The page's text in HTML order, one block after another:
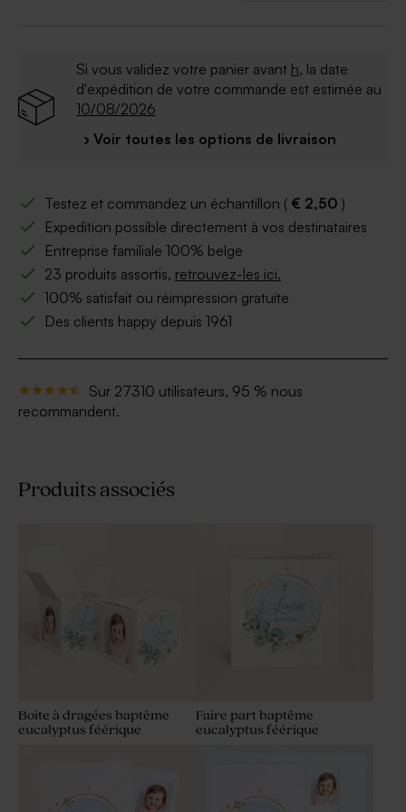
MERCI à votre entourage pour tous les jolis cadeaux
reçus pour bébé.
Si vous validez votre panier avant h, la date
d'expédition de votre commande est estimée au
10/08/2026
› Voir toutes les options de livraison
Testez et commandez un échantillon ( € 2,50 )
Expedition possible directement à vos destinataires
Entreprise familiale 100% belge
23 produits assortis, retrouvez-les ici.
100% satisfait ou réimpression gratuite
Des clients happy depuis 1961
Sur 27310 utilisateurs, 95 % nous
recommandent.
Produits associés
Boite à dragées baptême
eucalyptus féérique
Faire part baptême
eucalyptus féérique